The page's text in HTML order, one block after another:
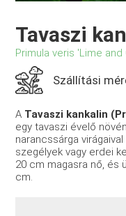
Tavaszi
Primula veris 'Lime and
Szállítási
A Tavaszi kankalin
egy tavaszi évelő
narancssárga
szegélyek vagy erdei
20 cm magasra nő, és
cm.